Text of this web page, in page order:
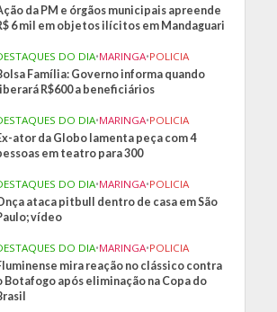
da PM e órgãos municipais apreende
6 mil em objetos ilícitos em Mandaguari
DO DIA•MARINGA•POLICIA
Família: Governo informa quando
liberará R$600 a beneficiários
DO DIA•MARINGA•POLICIA
ator da Globo lamenta peça com 4
em teatro para 300
DO DIA•MARINGA•POLICIA
ataca pitbull dentro de casa em São
vídeo
DO DIA•MARINGA•POLICIA
mira reação no clássico contra
Botafogo após eliminação na Copa do